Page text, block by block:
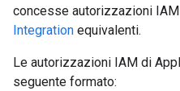
concesse autorizzazioni IAM
Integration equivalenti.
Le autorizzazioni IAM di
seguente formato: